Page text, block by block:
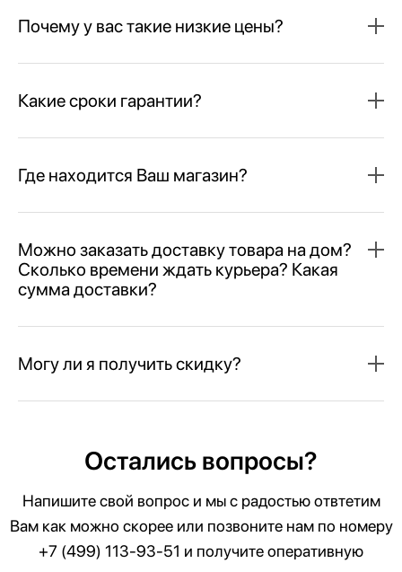
Почему у вас такие низкие цены?
Какие сроки гарантии?
Где находится Ваш магазин?
Можно заказать доставку товара на дом?
Сколько времени ждать курьера? Какая
сумма доставки?
Могу ли я получить скидку?
Остались вопросы?
Напишите свой вопрос и мы с радостью отвтетим
Вам как можно скорее или позвоните нам по номеру
+7 (499) 113-93-51 и получите оперативную